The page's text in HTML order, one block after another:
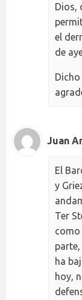
Dios,
el
de
Juan
El
y
Ter
como
ha
hoy,